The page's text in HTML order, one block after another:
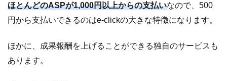
click
の登
つい
ほとんどのASPが1,000円以上からの支払いなので、500
円から支払いできるのはe-clickの大きな特徴になります。
ほかに、成果報酬を上げることができる独自のサービスも
あります。